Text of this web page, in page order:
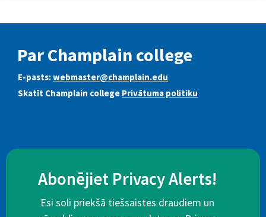
Par Champlain college
E-pasts:webmaster@champlain.edu
Skatīt Champlain college Privātuma politiku
Abonējiet Privacy Alerts!
Esi soli priekšā tiešsaistes draudiem un